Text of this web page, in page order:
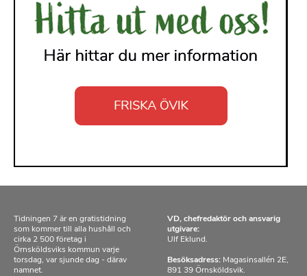
Tidningen 7 är en gratistidning
som kommer till alla hushåll och
cirka 2 500 företag i
Örnsköldsviks kommun varje
torsdag, var sjunde dag - därav
namnet.
VD, chefredaktör och ansvarig
utgivare:
Ulf Eklund.
Besöksadress: Magasinsallén 2E,
891 39 Örnsköldsvik.